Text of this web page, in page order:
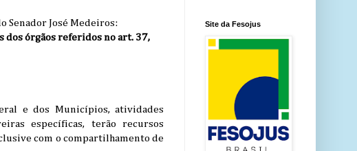
Senador José Medeiros:
órgãos referidos no art. 37,
e dos Municípios, atividades
específicas, terão recursos
com o compartilhamento de
Site da Fesojus